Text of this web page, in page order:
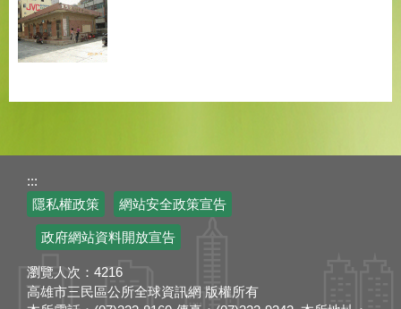
:::
隱私權政策
網站安全政策宣告
政府網站資料開放宣告
瀏覽人次： 4216
高雄市三民區公所全球資訊網 版權所有